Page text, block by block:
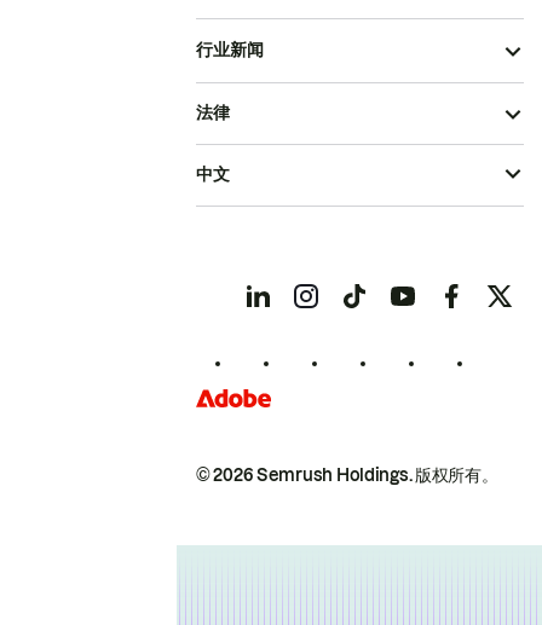
行业新闻
© 2026 Semrush Holdings.版权所有。
法律
中文